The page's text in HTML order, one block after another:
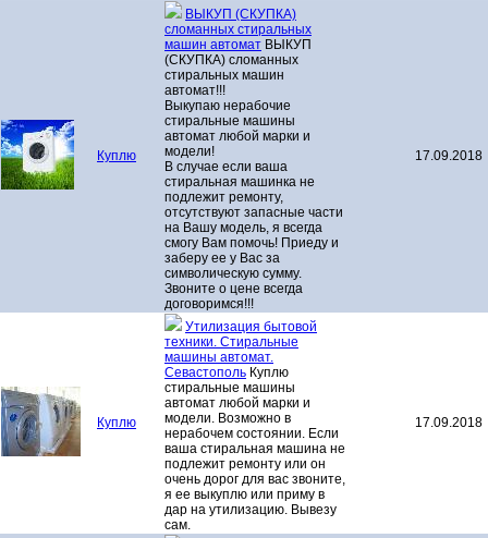
Куплю
ВЫКУП (СКУПКА)
сломанных стиральных
машин автомат ВЫКУП
(СКУПКА) сломанных
стиральных машин
автомат!!!
Выкупаю нерабочие
стиральные машины
автомат любой марки и
модели!
В случае если ваша
стиральная машинка не
подлежит ремонту,
отсутствуют запасные части
на Вашу модель, я всегда
смогу Вам помочь! Приеду и
заберу ее у Вас за
символическую сумму.
Звоните о цене всегда
договоримся!!!
17.09.2018
Куплю
Утилизация бытовой
техники. Стиральные
машины автомат.
Севастополь Куплю
стиральные машины
автомат любой марки и
модели. Возможно в
нерабочем состоянии. Если
ваша стиральная машина не
подлежит ремонту или он
очень дорог для вас звоните,
я ее выкуплю или приму в
дар на утилизацию. Вывезу
сам.
17.09.2018